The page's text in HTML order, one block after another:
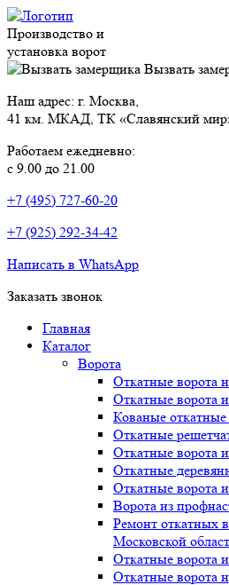
Производство и
установка ворот
Вызвать
Наш адрес: г. Москва,
41 км. МКАД, ТК «Славянский
Работаем ежедневно:
с 9.00 до 21.00
+7 (495) 727-60-20
+7 (925) 292-34-42
Написать в WhatsApp
Заказать звонок
Главная
Каталог
Ворота
Откатные ворота
Откатные ворота
Кованые откатные
Откатные
Откатные ворота
Откатные
Откатные ворота
Ворота из
Ремонт откатных
Московской
Откатные ворота
Откатные ворота